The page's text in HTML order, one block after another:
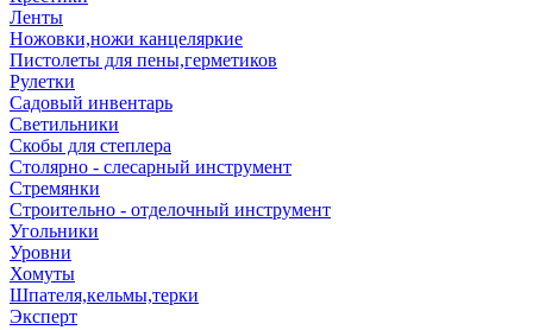
Ленты
Ножовки,ножи канцеляркие
Пистолеты для пены,герметиков
Рулетки
Садовый инвентарь
Светильники
Скобы для степлера
Столярно - слесарный инструмент
Стремянки
Строительно - отделочный инструмент
Угольники
Уровни
Хомуты
Шпателя,кельмы,терки
Эксперт